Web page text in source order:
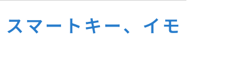
マートキー、イモ